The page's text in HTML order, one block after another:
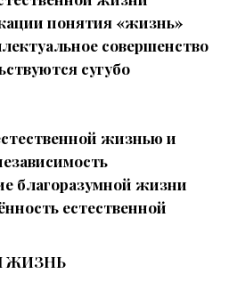
понятия «жизнь»
совершенство
сугубо
жизнью и
благоразумной жизни
естественной
ЖИЗНЬ